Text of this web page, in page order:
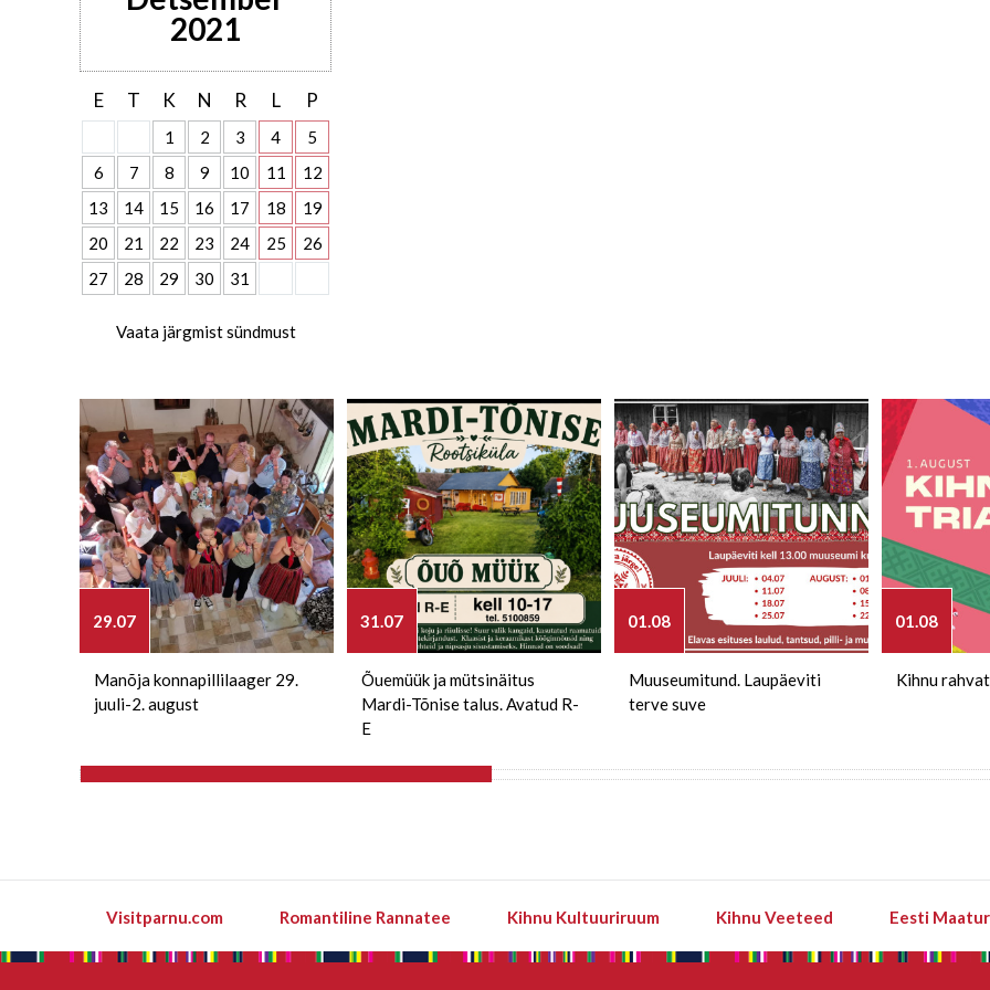
2021
E T K N R L P
1 2 3 4
5
6
7 8 9 10 11
12
13
14 15 16 17 18
19
20
21 22 23 24 25
26
27
28 29 30 31
Vaata järgmist sündmust
29.07
Manõja konnapillilaager 29.
juuli-2. august
31.07
Õuemüük ja mütsinäitus
Mardi-Tõnise talus. Avatud R-
E
01.08
Muuseumitund. Laupäeviti
terve suve
01.08
Kihnu
Visitparnu.com Romantiline Rannatee Kihnu Kultuuriruum Kihnu Veeteed Eesti